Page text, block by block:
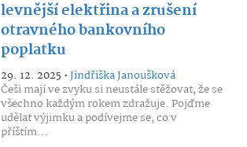
levnější elektřina a zrušení
otravného bankovního
poplatku
29. 12. 2025 •Jindřiška Janoušková
Češi mají ve zvyku si neustále stěžovat, že se
všechno každým rokem zdražuje. Pojďme
udělat výjimku a podívejme se, co v
příštím...